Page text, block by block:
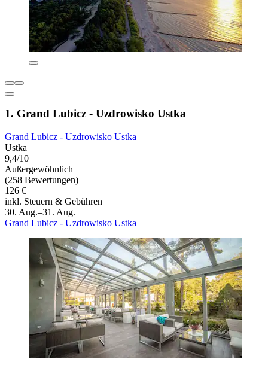
1. Grand Lubicz - Uzdrowisko Ustka
Grand Lubicz - Uzdrowisko Ustka
Ustka
9,4/10
Außergewöhnlich
(258 Bewertungen)
126 €
inkl. Steuern & Gebühren
30. Aug.–31. Aug.
Grand Lubicz - Uzdrowisko Ustka